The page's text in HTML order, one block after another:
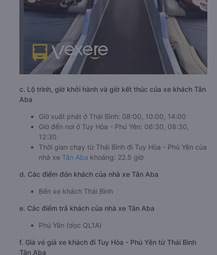
c. Lộ trình, giờ khởi hành và giờ kết thúc của xe khách Tân
Aba
Giờ xuất phát ở Thái Bình: 08:00, 10:00, 14:00
Giờ đến nơi ở Tuy Hòa - Phú Yên: 06:30, 08:30,
12:30
Thời gian chạy từ Thái Bình đi Tuy Hòa - Phú Yên của
nhà xe Tân Aba khoảng: 22.5 giờ
d. Các điểm đón khách của nhà xe Tân Aba
Bến xe khách Thái Bình
e. Các điểm trả khách của nhà xe Tân Aba
Phú Yên (dọc QL1A)
f. Giá vé giá xe khách đi Tuy Hòa - Phú Yên từ Thái Bình
Tân Aba